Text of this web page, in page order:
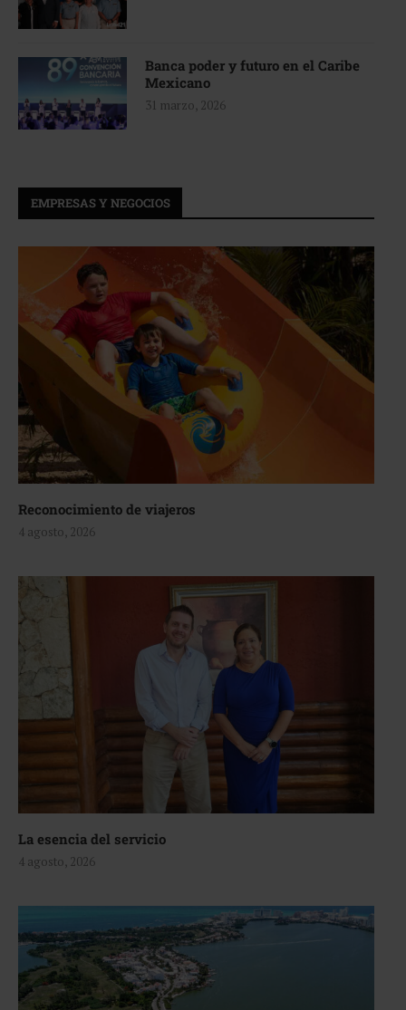
Banca poder y futuro en el Caribe
Mexicano
31 marzo, 2026
EMPRESAS Y NEGOCIOS
Reconocimiento de viajeros
4 agosto, 2026
La esencia del servicio
4 agosto, 2026